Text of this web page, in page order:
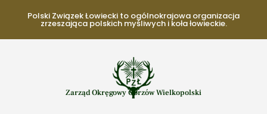
Polski Związek Łowiecki to ogólnokrajowa organizacja
zrzeszająca polskich myśliwych i koła łowieckie.
Zarząd Okręgowy Gorzów Wielkopolski